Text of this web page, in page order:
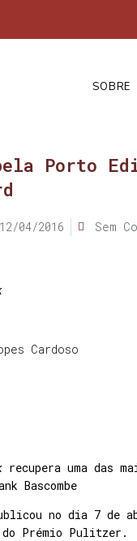
SOBRE
Porto
12/04/2016 Sem
Cardoso
recupera uma das
Bascombe
no dia 7 de
Prémio Pulitzer.